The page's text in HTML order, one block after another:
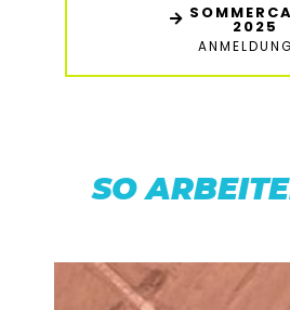
2025
ANMELDUNG
SO